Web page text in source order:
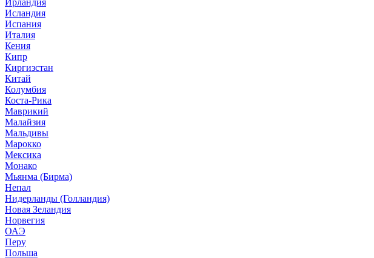
Ирландия
Исландия
Испания
Италия
Кения
Кипр
Киргизстан
Китай
Колумбия
Коста-Рика
Маврикий
Малайзия
Мальдивы
Марокко
Мексика
Монако
Мьянма (Бирма)
Непал
Нидерланды (Голландия)
Новая Зеландия
Норвегия
ОАЭ
Перу
Польша